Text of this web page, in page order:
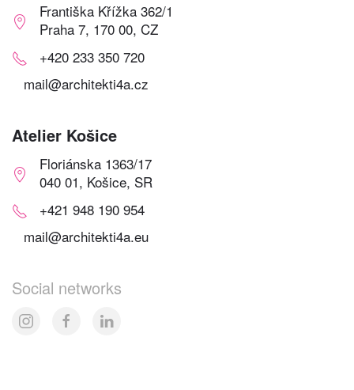
Františka Křížka 362/1
Praha 7, 170 00, CZ
+420 233 350 720
mail@architekti4a.cz
Atelier Košice
Floriánska 1363/17
040 01, Košice, SR
+421 948 190 954
mail@architekti4a.eu
Social networks